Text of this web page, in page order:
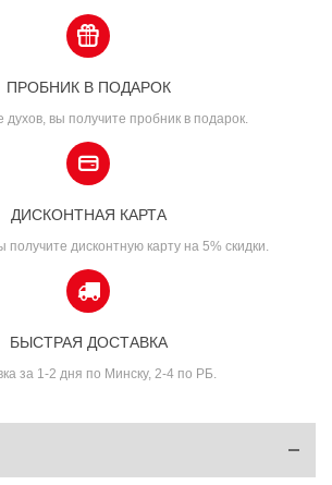
ПРОБНИК В ПОДАРОК
духов, вы получите пробник в подарок.
ДИСКОНТНАЯ КАРТА
получите дисконтную карту на 5% скидки.
БЫСТРАЯ ДОСТАВКА
за 1-2 дня по Минску, 2-4 по РБ.